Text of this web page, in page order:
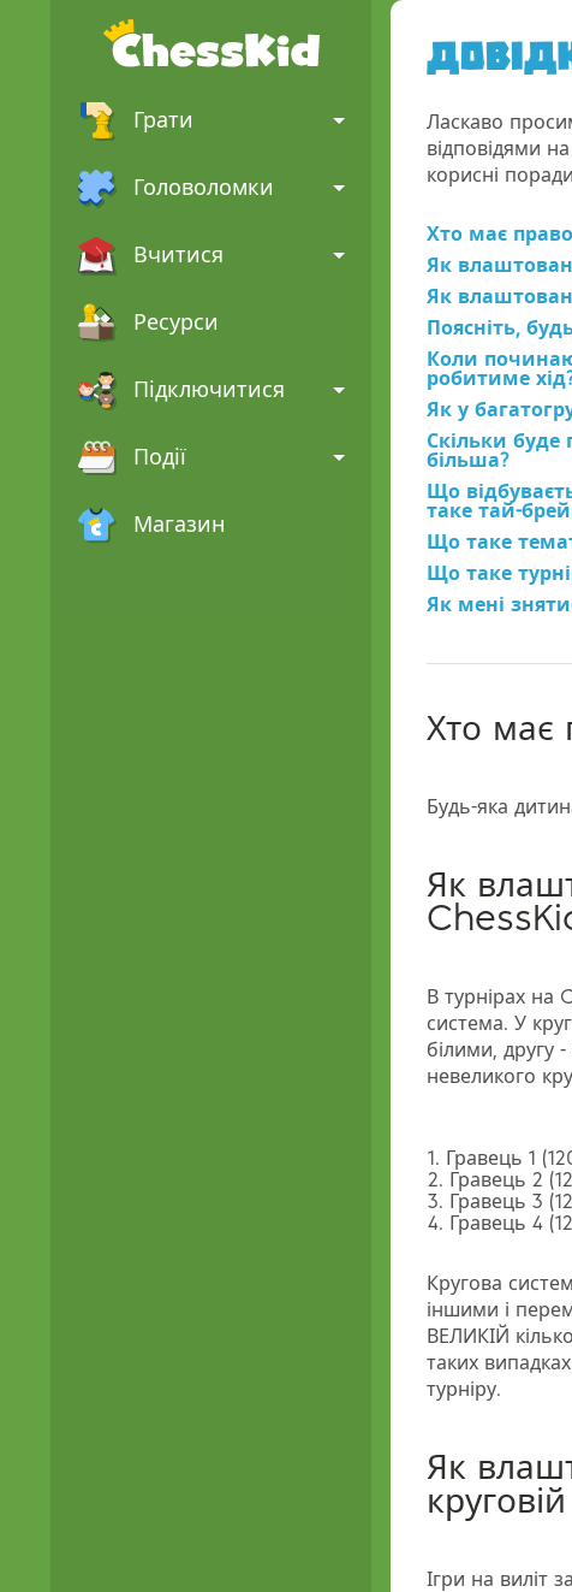
Грати
Головоломки
Вчитися
Ресурси
Підключитися
Події
Магазин
Ласкаво
відповідями
корисні
Хто має право
Як
Як
Поясніть,
Коли
робитиме
Як у
Скільки буде
більша?
Що
таке тай-
Що таке
Що таке
Як мені
Хто має
Будь-яка
Як
В турнірах на
система. У
білими, другу
невеликого
1. Гравець 1
2. Гравець 2
3. Гравець 3
4. Гравець 4
Кругова
іншими і
ВЕЛИКІЙ
таких
турніру.
Як
Ігри на виліт